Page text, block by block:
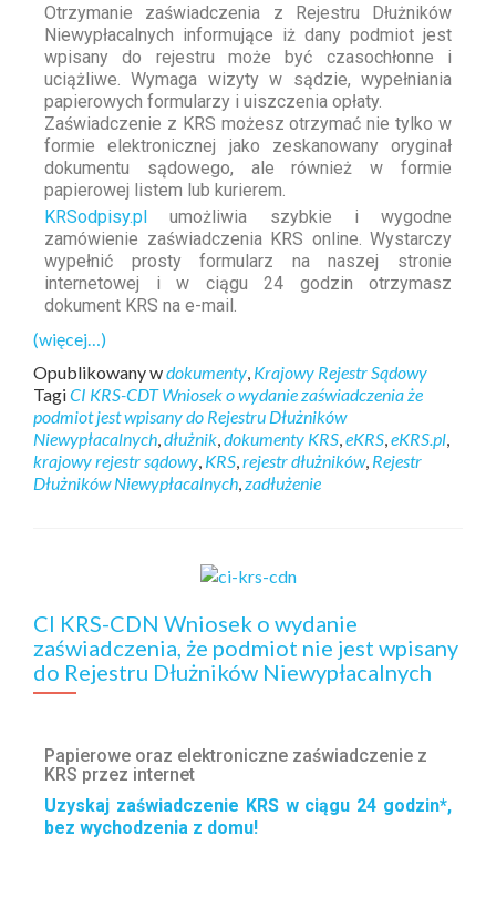
Otrzymanie zaświadczenia z Rejestru Dłużników
Niewypłacalnych informujące iż dany podmiot jest
wpisany do rejestru może być czasochłonne i
uciążliwe. Wymaga wizyty w sądzie, wypełniania
papierowych formularzy i uiszczenia opłaty.
Zaświadczenie z KRS możesz otrzymać nie tylko w
formie elektronicznej jako zeskanowany oryginał
dokumentu sądowego, ale również w formie
papierowej listem lub kurierem.
KRSodpisy.pl umożliwia szybkie i wygodne
zamówienie zaświadczenia KRS online. Wystarczy
wypełnić prosty formularz na naszej stronie
internetowej i w ciągu 24 godzin otrzymasz
dokument KRS na e-mail.
(więcej…)
Opublikowany wdokumenty Krajowy Rejestr Sądowy
TagiCI KRS-CDT Wniosek o wydanie zaświadczenia że
podmiot jest wpisany do Rejestru Dłużników
Niewypłacalnych dłużnik dokumenty KRS eKRS eKRS.pl
krajowy rejestr sądowy KRS rejestr dłużników, Rejestr
Dłużników Niewypłacalnych zadłużenie
CI KRS-CDN Wniosek o wydanie
zaświadczenia, że podmiot nie jest wpisany
do Rejestru Dłużników Niewypłacalnych
Papierowe oraz elektroniczne zaświadczenie z
KRS przez internet
Uzyskaj zaświadczenie KRS w ciągu 24 godzin*,
bez wychodzenia z domu!